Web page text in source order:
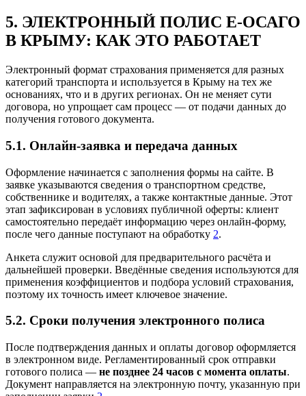
5. ЭЛЕКТРОННЫЙ ПОЛИС Е‑ОСАГО
В КРЫМУ: КАК ЭТО РАБОТАЕТ
Электронный формат страхования применяется для разных
категорий транспорта и используется в Крыму на тех же
основаниях, что и в других регионах. Он не меняет сути
договора, но упрощает сам процесс — от подачи данных до
получения готового документа.
5.1. Онлайн‑заявка и передача данных
Оформление начинается с заполнения формы на сайте. В
заявке указываются сведения о транспортном средстве,
собственнике и водителях, а также контактные данные. Этот
этап зафиксирован в условиях публичной оферты: клиент
самостоятельно передаёт информацию через онлайн‑форму,
после чего данные поступают на обработку 2.
Анкета служит основой для предварительного расчёта и
дальнейшей проверки. Введённые сведения используются для
применения коэффициентов и подбора условий страхования,
поэтому их точность имеет ключевое значение.
5.2. Сроки получения электронного полиса
После подтверждения данных и оплаты договор оформляется
в электронном виде. Регламентированный срок отправки
готового полиса — не позднее 24 часов с момента оплаты.
Документ направляется на электронную почту, указанную при